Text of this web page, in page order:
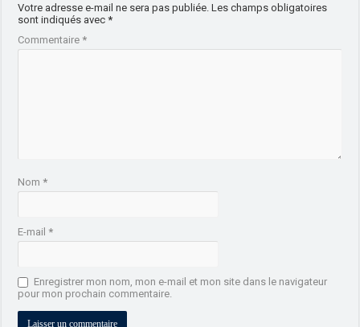
Votre adresse e-mail ne sera pas publiée. Les champs obligatoires
sont indiqués avec*
Commentaire*
Nom*
E-mail*
Enregistrer mon nom, mon e-mail et mon site dans le navigateur
pour mon prochain commentaire.